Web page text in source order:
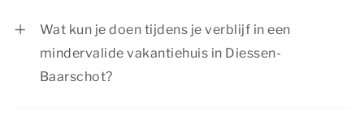
Wat kun je doen tijdens je verblijf in een
mindervalide vakantiehuis in Diessen-
Baarschot?